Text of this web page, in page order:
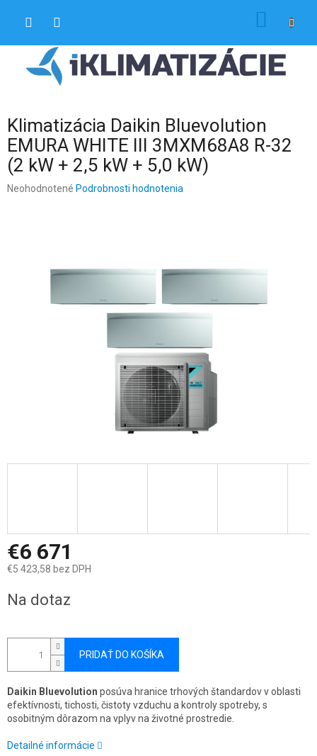
Klimatizácia Daikin Bluevolution
EMURA WHITE III 3MXM68A8 R-32
(2 kW + 2,5 kW + 5,0 kW)
Priemerné
Neohodnotené Podrobnosti hodnotenia
€6 671
€5 423,58 bez DPH
cena:
Na dotaz
PRIDAŤ DO KOŠÍKA
Daikin Bluevolution posúva hranice trhových štandardov v oblasti
efektívnosti, tichosti, čistoty vzduchu a kontroly spotreby, s
osobitným dôrazom na vplyv na životné prostredie.
Detailné informácie